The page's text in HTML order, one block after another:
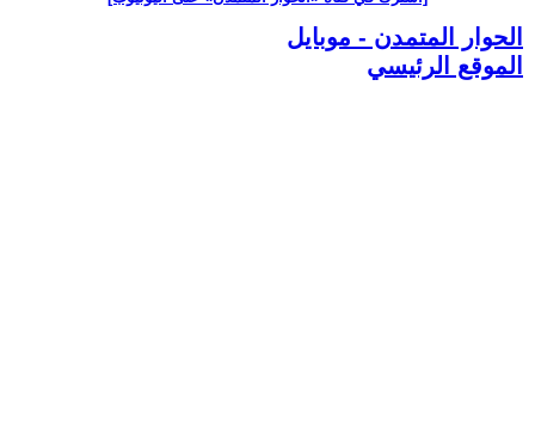
الحوار المتمدن - موبايل
الموقع الرئيسي